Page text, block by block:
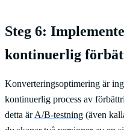
Steg 6:
kontinuerlig
Konverteringsoptimering är
kontinuerlig process av
detta ärA/B-testning (även